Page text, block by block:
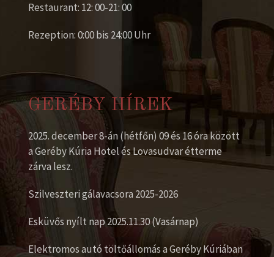
Restaurant: 12: 00-21: 00
Rezeption: 0:00 bis 24:00 Uhr
GERÉBY HÍREK
2025. december 8-án (hétfőn) 09 és 16 óra között
a Geréby Kúria Hotel és Lovasudvar étterme
zárva lesz.
Szilveszteri gálavacsora 2025-2026
Esküvős nyílt nap 2025.11.30 (Vasárnap)
Elektromos autó töltőállomás a Geréby Kúriában